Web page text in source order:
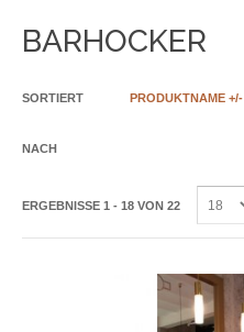
BARHOCKER
SORTIERT
NACH
PRODUKTNAME +/-
ERGEBNISSE 1 - 18 VON 22